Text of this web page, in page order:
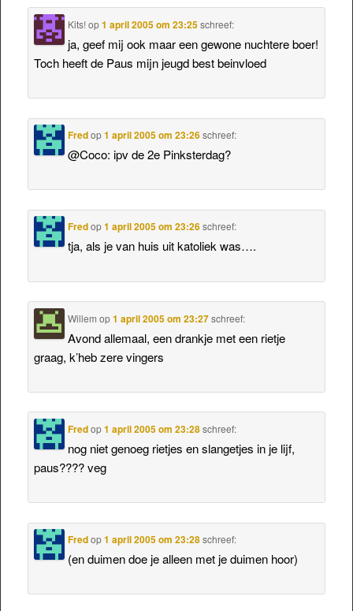
Kits! op1 april 2005 om 23:25 schreef:
ja, geef mij ook maar een gewone nuchtere boer!
Toch heeft de Paus mijn jeugd best beinvloed
Fredop1 april 2005 om 23:26 schreef:
@Coco: ipv de 2e Pinksterdag?
Fredop1 april 2005 om 23:26 schreef:
tja, als je van huis uit katoliek was….
Willem op1 april 2005 om 23:27 schreef:
Avond allemaal, een drankje met een rietje
graag, k’heb zere vingers
Fredop1 april 2005 om 23:28 schreef:
nog niet genoeg rietjes en slangetjes in je lijf,
paus???? veg
Fredop1 april 2005 om 23:28 schreef:
(en duimen doe je alleen met je duimen hoor)